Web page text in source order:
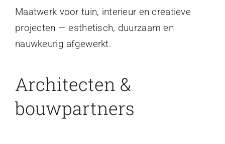
Maatwerk voor tuin, interieur en creatieve
projecten — esthetisch, duurzaam en
nauwkeurig afgewerkt.
Architecten &
bouwpartners